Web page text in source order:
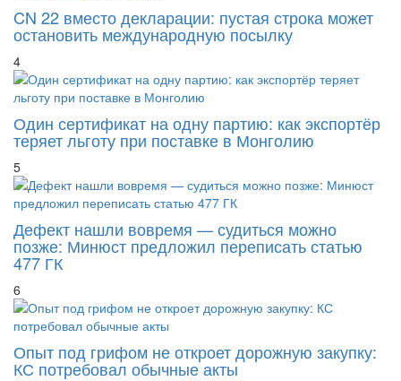
CN 22 вместо декларации: пустая строка может
остановить международную посылку
4
Один сертификат на одну партию: как экспортёр
теряет льготу при поставке в Монголию
5
Дефект нашли вовремя — судиться можно
позже: Минюст предложил переписать статью
477 ГК
6
Опыт под грифом не откроет дорожную закупку:
КС потребовал обычные акты